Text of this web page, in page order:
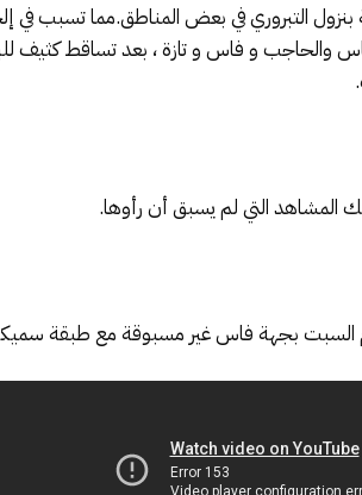
التبروري في بعض المناطق.مما تسبب في
والحاجب و فاس و تازة ، بعد تساقط كثيف
المشاهد التي لم يسبق أن رأوها.
السبت بجهة فاس غير مسبوقة مع طبقة